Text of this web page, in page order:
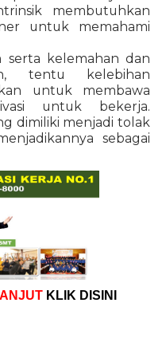
membutuhkan
untuk memahami
serta kelemahan dan
tentu kelebihan
untuk membawa
untuk bekerja.
dimiliki menjadi tolak
sebagai
KLIK DISINI